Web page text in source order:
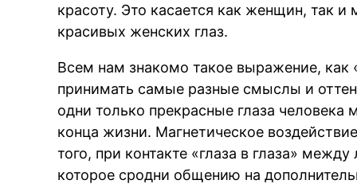
красоту. Это касается как женщин, так
красивых женских глаз.
Всем нам знакомо такое выражение,
принимать самые разные смыслы и
одни только прекрасные глаза
конца жизни. Магнетическое
того, при контакте «глаза в глаза»
которое сродни общению на